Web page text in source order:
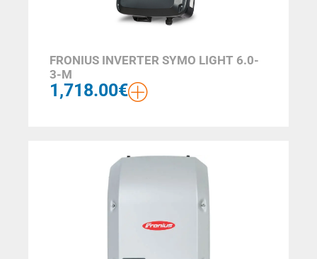
FRONIUS INVERTER SYMO LIGHT 6.0-
3-M
1,718.00€